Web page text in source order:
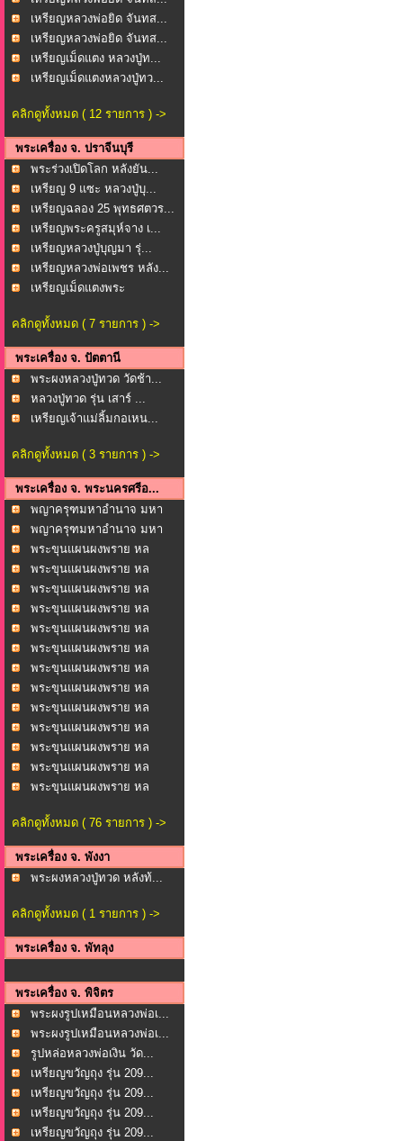
เหรียญหลวงพ่อยิด จันทส...
เหรียญหลวงพ่อยิด จันทส...
เหรียญเม็ดแตง หลวงปู่ท...
เหรียญเม็ดแตงหลวงปู่ทว...
คลิกดูทั้งหมด ( 12 รายการ ) ->
พระเครื่อง จ. ปราจีนบุรี
พระร่วงเปิดโลก หลังยัน...
เหรียญ 9 แซะ หลวงปู่บุ...
เหรียญฉลอง 25 พุทธศตวร...
เหรียญพระครูสมุห์จาง เ...
เหรียญหลวงปู่บุญมา รุ่...
เหรียญหลวงพ่อเพชร หลัง...
เหรียญเม็ดแตงพระ
คลิกดูทั้งหมด ( 7 รายการ ) ->
พระเครื่อง จ. ปัตตานี
พระผงหลวงปู่ทวด วัดช้า...
หลวงปู่ทวด รุ่น เสาร์ ...
เหรียญเจ้าแม่ลิ้มกอเหน...
คลิกดูทั้งหมด ( 3 รายการ ) ->
พระเครื่อง จ. พระนครศรีอ...
พญาครุฑมหาอำนาจ มหา
บาร...พญาครุฑมหาอำนาจ มหา
บาร...พระขุนแผนผงพราย หล
วงพ่...พระขุนแผนผงพราย หล
วงพ่...พระขุนแผนผงพราย หล
วงพ่...พระขุนแผนผงพราย หล
วงพ่...พระขุนแผนผงพราย หล
วงพ่...พระขุนแผนผงพราย หล
วงพ่...พระขุนแผนผงพราย หล
วงพ่...พระขุนแผนผงพราย หล
วงพ่...พระขุนแผนผงพราย หล
วงพ่...พระขุนแผนผงพราย หล
วงพ่...พระขุนแผนผงพราย หล
วงพ่...พระขุนแผนผงพราย หล
วงพ่...พระขุนแผนผงพราย หล
คลิกดูทั้งหมด ( 76 รายการ ) ->
พระเครื่อง จ. พังงา
พระผงหลวงปู่ทวด หลังท้...
คลิกดูทั้งหมด ( 1 รายการ ) ->
พระเครื่อง จ. พัทลุง
พระเครื่อง จ. พิจิตร
พระผงรูปเหมือนหลวงพ่อเ...
พระผงรูปเหมือนหลวงพ่อเ...
รูปหล่อหลวงพ่อเงิน วัด...
เหรียญขวัญถุง รุ่น 209...
เหรียญขวัญถุง รุ่น 209...
เหรียญขวัญถุง รุ่น 209...
เหรียญขวัญถุง รุ่น 209...